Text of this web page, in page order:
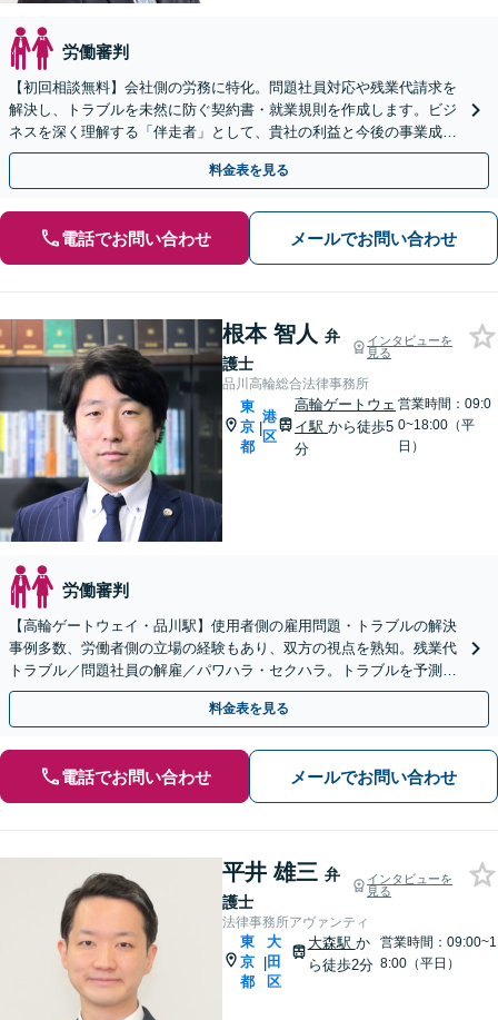
労働審判
【初回相談無料】会社側の労務に特化。問題社員対応や残業代請求を
解決し、トラブルを未然に防ぐ契約書・就業規則を作成します。ビジ
ネスを深く理解する「伴走者」として、貴社の利益と今後の事業成長
を守り抜きます。
料金表を見る
電話でお問い合わせ メールでお問い合わせ
根本 智人 弁
護士
インタビューを
見る
品川高輪総合法律事務所
東
京
都
|
港
区
高輪ゲートウェ
イ駅 から徒歩5
分
営業時間：09:0
0~18:00（平
日）
労働審判
【高輪ゲートウェイ・品川駅】使用者側の雇用問題・トラブルの解決
事例多数、労働者側の立場の経験もあり、双方の視点を熟知。残業代
トラブル／問題社員の解雇／パワハラ・セクハラ。トラブルを予測し
た契約書作成。親切で丁寧なアドバイスとサポート。
料金表を見る
電話でお問い合わせ メールでお問い合わせ
平井 雄三 弁
護士
インタビューを
見る
法律事務所アヴァンティ
東
京
都
|
大
田
区
大森駅 か
ら徒歩2分
営業時間：09:00~1
8:00（平日）